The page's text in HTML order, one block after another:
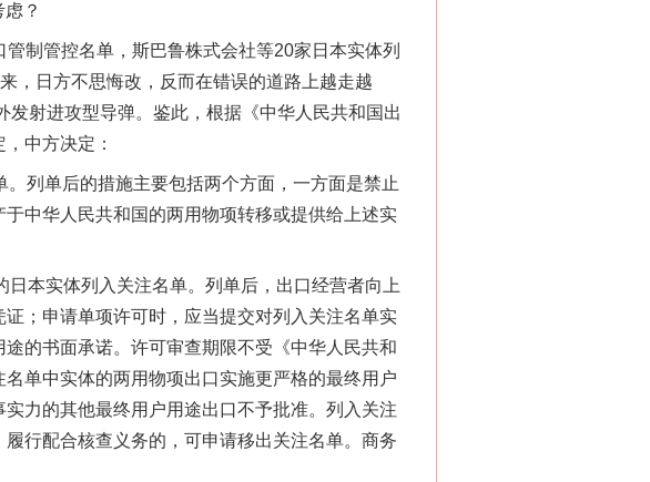
？
制管控名单，斯巴鲁株式会社等20家日本实体列
，日方不思悔改，反而在错误的道路上越走越
发射进攻型导弹。鉴此，根据《中华人民共和国出
中方决定：
列单后的措施主要包括两个方面，一方面是禁止
中华人民共和国的两用物项转移或提供给上述实
本实体列入关注名单。列单后，出口经营者向上
；申请单项许可时，应当提交对列入关注名单实
的书面承诺。许可审查期限不受《中华人民共和
单中实体的两用物项出口实施更严格的最终用户
力的其他最终用户用途出口不予批准。列入关注
行配合核查义务的，可申请移出关注名单。商务
“神药”背后的真相